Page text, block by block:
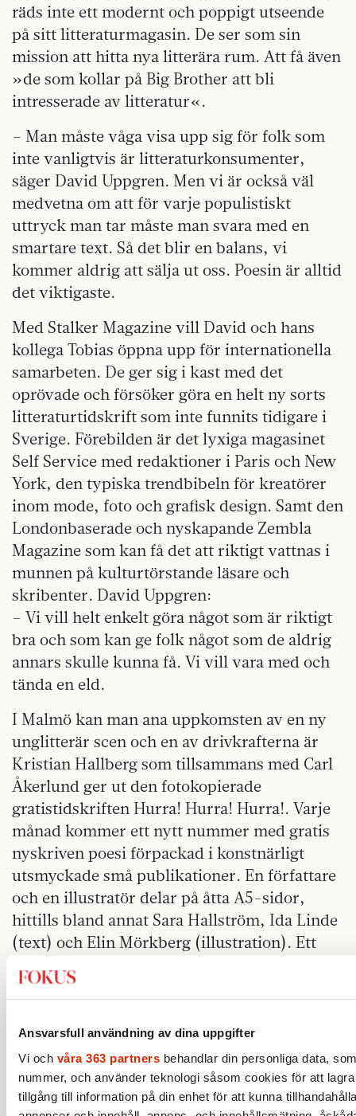
Ansvarsfull användning av dina uppgifter
Vi och våra 363 partners behandlar din personliga data,
nummer, och använder teknologi såsom cookies för att
tillgång till information på din enhet för att kunna
räds inte ett modernt och poppigt utseende
på sitt litteraturmagasin. De ser som sin
mission att hitta nya litterära rum. Att få även
»de som kollar på Big Brother att bli
intresserade av litteratur«.
– Man måste våga visa upp sig för folk som
inte vanligtvis är litteraturkonsumenter,
säger David Uppgren. Men vi är också väl
medvetna om att för varje populistiskt
uttryck man tar måste man svara med en
smartare text. Så det blir en balans, vi
kommer aldrig att sälja ut oss. Poesin är alltid
det viktigaste.
Med Stalker Magazine vill David och hans
kollega Tobias öppna upp för internationella
samarbeten. De ger sig i kast med det
oprövade och försöker göra en helt ny sorts
litteraturtidskrift som inte funnits tidigare i
Sverige. Förebilden är det lyxiga magasinet
Self Service med redaktioner i Paris och New
York, den typiska trendbibeln för kreatörer
inom mode, foto och grafisk design. Samt den
Londonbaserade och nyskapande Zembla
Magazine som kan få det att riktigt vattnas i
munnen på kulturtörstande läsare och
skribenter. David Uppgren:
– Vi vill helt enkelt göra något som är riktigt
bra och som kan ge folk något som de aldrig
annars skulle kunna få. Vi vill vara med och
tända en eld.
I Malmö kan man ana uppkomsten av en ny
unglitterär scen och en av drivkrafterna är
Kristian Hallberg som tillsammans med Carl
Åkerlund ger ut den fotokopierade
gratistidskriften Hurra! Hurra! Hurra!. Varje
månad kommer ett nytt nummer med gratis
nyskriven poesi förpackad i konstnärligt
utsmyckade små publikationer. En författare
och en illustratör delar på åtta A5-sidor,
hittills bland annat Sara Hallström, Ida Linde
(text) och Elin Mörkberg (illustration). Ett
handväskan.
kan få av Hurra! Hurra! Hurra!, säger
Kristian. Jag har saknat en mer vardaglig
skildring av poesin och känner att det
litterära klimatet är på väg i fel riktning.